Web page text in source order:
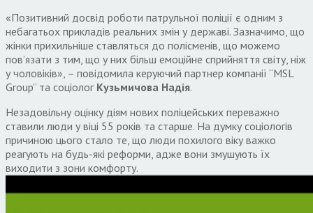
«Позитивний досвід роботи патрульної поліції є одним з
небагатьох прикладів реальних змін у державі. Зазначимо, що
жінки прихильніше ставляться до полісменів, що можемо
пов’язати з тим, що у них більш емоційне сприйняття світу, ніж
у чоловіків», – повідомила керуючий партнер компанії “MSL
Group” та соціолог Кузьмичова Надія.
Незадовільну оцінку діям нових поліцейських переважно
ставили люди у віці 55 років та старше. На думку соціологів
причиною цього стало те, що люди похилого віку важко
реагують на будь-які реформи, адже вони змушують їх
виходити з зони комфорту.